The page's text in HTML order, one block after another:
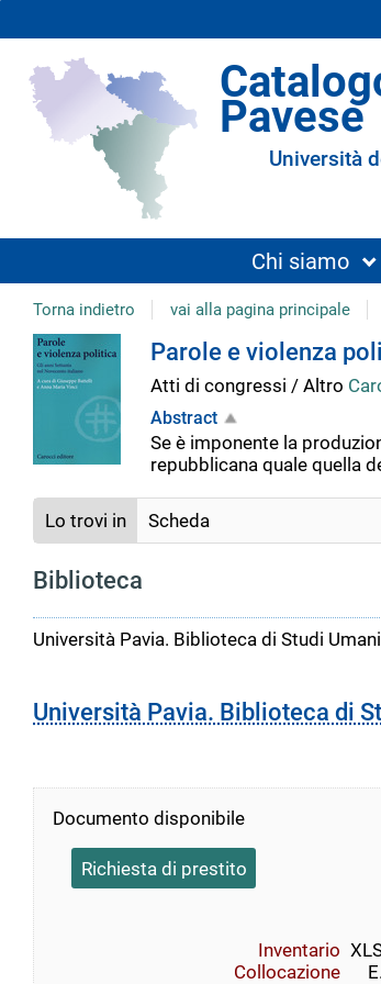
Pavese
Università
Chi siamo
Torna indietro vai alla pagina principale
Dettaglio
del
documento
Parole e violenza
Atti di congressi / Altro
Abstract
Se è imponente la
repubblicana quale quella
Lo trovi in Scheda
Biblioteca
Università Pavia. Biblioteca di Studi
Università Pavia. Biblioteca di
Documento disponibile
Richiesta di prestito
Inventario
Collocazione